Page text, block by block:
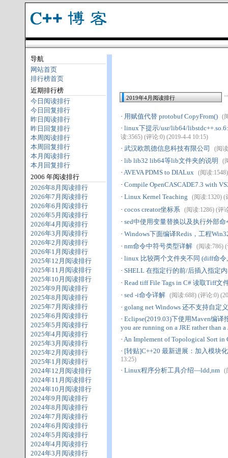
导航
网站首页
排行榜首页
近期排行榜
今日阅读排行
今日回复排行
昨日阅读排行
昨日回复排行
本周阅读排行
本周回复排行
本月阅读排行
本月回复排行
2006 年阅读排行
2026年8月阅读排行
2026年7月阅读排行
2026年6月阅读排行
2026年5月阅读排行
2026年4月阅读排行
2026年3月阅读排行
2026年2月阅读排行
2026年1月阅读排行
2025年12月阅读排行
2025年11月阅读排行
2025年10月阅读排行
2025年9月阅读排行
2025年8月阅读排行
2025年7月阅读排行
2025年6月阅读排行
2025年5月阅读排行
2025年4月阅读排行
2025年3月阅读排行
2025年2月阅读排行
2025年1月阅读排行
2024年12月阅读排行
2024年11月阅读排行
2024年10月阅读排行
2024年9月阅读排行
2024年8月阅读排行
2024年7月阅读排行
2024年6月阅读排行
2024年5月阅读排行
2024年4月阅读排行
2024年3月阅读排行
2019年4月阅读排行
· 用赋值代替 protobuf CopyFrom() (
· linux下提示/usr/lib64/
读:3565) (评论:0) (2019-4-4 10:15)
· 武汉欧凯德信息科技有限公司 (阅
· lib lib32 lib64等lib文件夹的说明 (
· AVEVA PDMS to DIALux (阅读
· Compile OpenCASCADE7.3 with
· Linux Kernel Teaching (阅读:1320) (
· cocos creator坐标系 (阅读:1286) (评
· sed中使用变量替换以及执行外部命
· Windows下面编译Redis，工程
· nm命令中符号类型详解 (阅读:786)
· linux 比较两个文件夹不同 (diff命令
· SHELL 在指定行的前/后插入指定
· Read tiff File Tags in C# 读取Tiff文
· sed -i命令详解 (阅读:688) (评论:0)
· golang net Windows 还不支持自定
· Eclipse(2019.03)下使用Maven编译
you are running on a JRE rather than a
· An Implement of Topological Sort in
· [转贴]C++20 最新进展：加入模块
13:25)
· Linux程序分析工具介绍—ldd,nm (